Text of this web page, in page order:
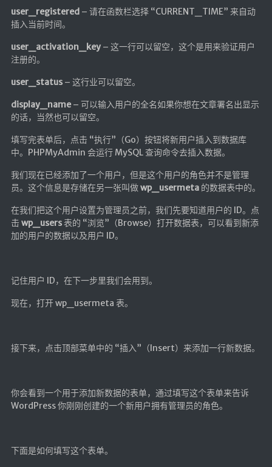
user_registered– 请在函数栏选择 “CURRENT_TIME” 来自动
插入当前时间。
user_activation_key– 这一行可以留空，这个是用来验证用户
注册的。
user_status– 这行业可以留空。
display_name– 可以输入用户的全名如果你想在文章署名出显示
的话，当然也可以留空。
填写完表单后，点击 “执行”（Go）按钮将新用户插入到数据库
中。PHPMyAdmin 会运行 MySQL 查询命令去插入数据。
我们现在已经添加了一个用户，但是这个用户的角色并不是管理
员。这个信息是存储在另一张叫做wp_usermeta的数据表中的。
在我们把这个用户设置为管理员之前，我们先要知道用户的 ID。点
击 wp_users表的 “浏览”（Browse）打开数据表，可以看到新添
加的用户的数据以及用户 ID。
记住用户 ID，在下一步里我们会用到。
现在，打开 wp_usermeta 表。
接下来，点击顶部菜单中的 “插入”（Insert）来添加一行新数据。
你会看到一个用于添加新数据的表单，通过填写这个表单来告诉
WordPress 你刚刚创建的一个新用户拥有管理员的角色。
下面是如何填写这个表单。